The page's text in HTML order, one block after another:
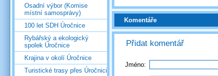
Komentáře
Přidat komentář
Jméno:
Osadní výbor (Komise
místní samosprávy)
100 let SDH Úročnice
Rybářský a ekologický
spolek Úročnice
Krajina v okolí Úročnice
Turistické trasy přes Úročnici